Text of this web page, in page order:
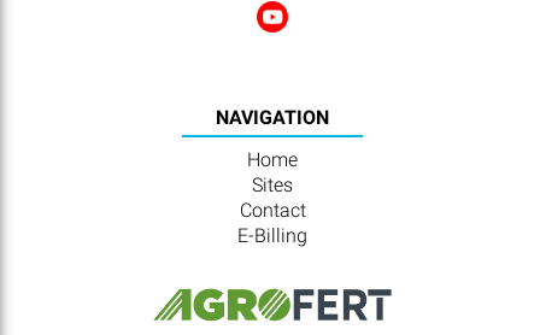
NAVIGATION
Home
Sites
Contact
E-Billing